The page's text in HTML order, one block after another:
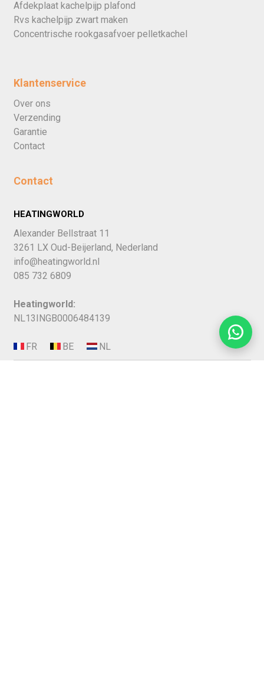
Afdekplaat kachelpijp plafond
Rvs kachelpijp zwart maken
Concentrische rookgasafvoer pelletkachel
Klantenservice
Over ons
Verzending
Garantie
Contact
Contact
HEATINGWORLD
Alexander Bellstraat 11
3261 LX Oud-Beijerland, Nederland
info@heatingworld.nl
085 732 6809
Heatingworld:
NL13INGB0006484139